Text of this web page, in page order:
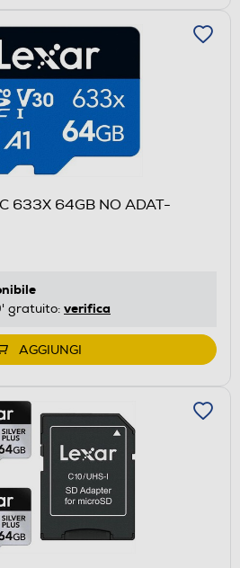
633X 64GB NO ADAT-
gratuito: verifica
AGGIUNGI